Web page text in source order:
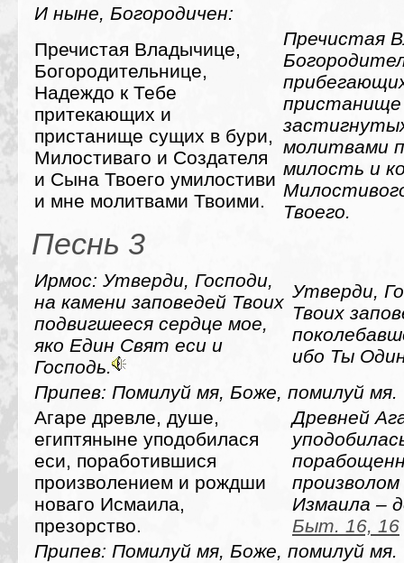
И ныне, Богородичен:
Пречистая Владычице,
Богородительнице,
Надеждо к Тебе
притекающих и
пристанище сущих в бури,
Милостиваго и Создателя
и Сына Твоего умилостиви
и мне молитвами Твоими.
Пречистая
пристанище
молитвами
милость и
Твоего.
Песнь 3
Ирмос: Утверди, Господи,
на камени заповедей Твоих
подвигшееся сердце мое,
яко Един Свят еси и
Господь.
Утверди,
Твоих
ибо Ты
Припев: Помилуй мя, Боже, помилуй мя.
Агаре древле, душе,
египтяныне уподобилася
еси, поработившися
произволением и рождши
новаго Исмаила,
презорство.
Древней
Измаила –
Быт. 16, 16
Припев: Помилуй мя, Боже, помилуй мя.